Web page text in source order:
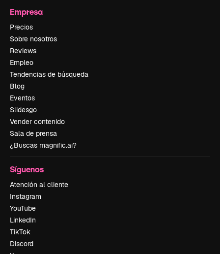
Empresa
Precios
Sobre nosotros
Reviews
Empleo
Tendencias de búsqueda
Blog
Eventos
Slidesgo
Vender contenido
Sala de prensa
¿Buscas magnific.ai?
Síguenos
Atención al cliente
Instagram
YouTube
LinkedIn
TikTok
Discord